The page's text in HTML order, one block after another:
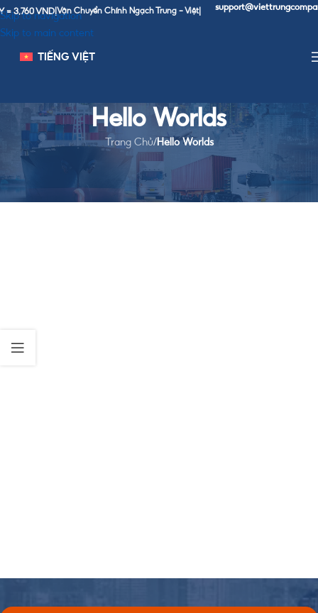
Skip to navigation
Skip to main content
3,760 VND |Vận Chuyển Chính Ngạch Trung - Việt|
TIẾNG VIỆT
Hello Worlds
Trang Chủ/Hello Worlds